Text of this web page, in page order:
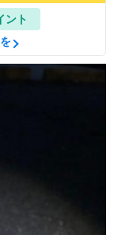
ント